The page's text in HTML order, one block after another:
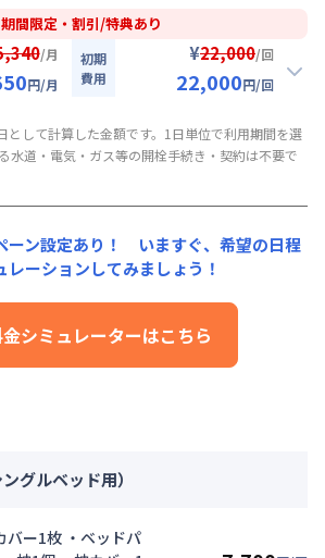
円/回 （税抜）
金詳細
金（30日利用）
円/日)
(880円/日) (税抜)
(800円/日)
8月10日
に限り
ンペーン（27,900円/月・割引）
だけます！
（30日利用）
(880円/日) (税抜)
(800円/日)
期間限定・割引/特典あり
/月
円/月
初期
費用
¥22,000/回
22,000円/回
入居の方に朗報】全期間賃料30％OFF
8月10日〜2026年9月30日に限り
ンペーン（27,900円/月・割引）
額目安 124,650 円/月 初期費用
だけます！
利用時の料金詳細
金（30日利用）
円/日) (税抜)
して計算した金額です。1日単位で利用期間を選
水道・電気・ガス等の開栓手続き・契約は不要で
ーン設定あり！ いますぐ、 希望の日程
レーションしてみましょう！
シミュレーターはこちら
グルベッド用）
バー1枚 ・ベッドパ